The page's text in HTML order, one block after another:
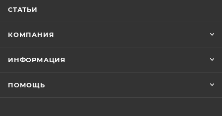
СТАТЬИ
КОМПАНИЯ
ИНФОРМАЦИЯ
ПОМОЩЬ